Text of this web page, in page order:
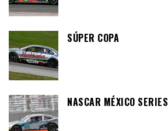
SÚPER COPA
NASCAR MÉXICO SERIES